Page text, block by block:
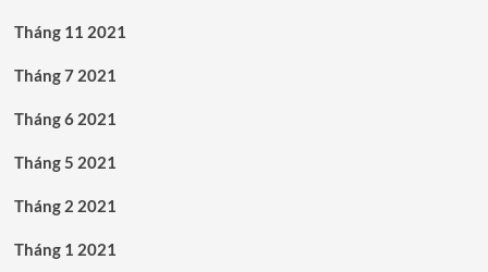
Tháng 11 2021
Tháng 7 2021
Tháng 6 2021
Tháng 5 2021
Tháng 2 2021
Tháng 1 2021